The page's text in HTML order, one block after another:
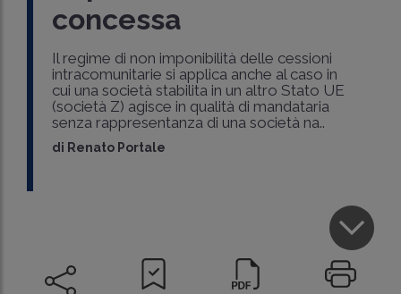
concessa
Il regime di non imponibilità delle cessioni
intracomunitarie si applica anche al caso in
cui una società stabilita in un altro Stato UE
(società Z) agisce in qualità di mandataria
senza rappresentanza di una società na..
di Renato Portale